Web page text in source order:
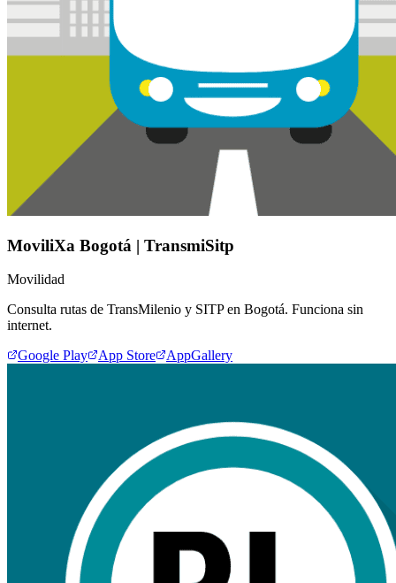
MoviliXa Bogotá | TransmiSitp
Movilidad
Consulta rutas de TransMilenio y SITP en Bogotá. Funciona sin
internet.
Google Play
App Store AppGallery